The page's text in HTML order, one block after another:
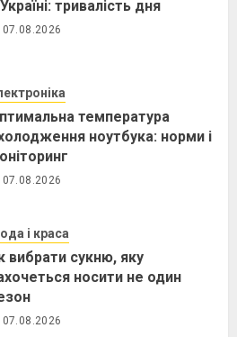
тривалість дня
07.08.2026
температура
ноутбука: норми і
07.08.2026
і краса
вибрати сукню, яку
носити не один
07.08.2026